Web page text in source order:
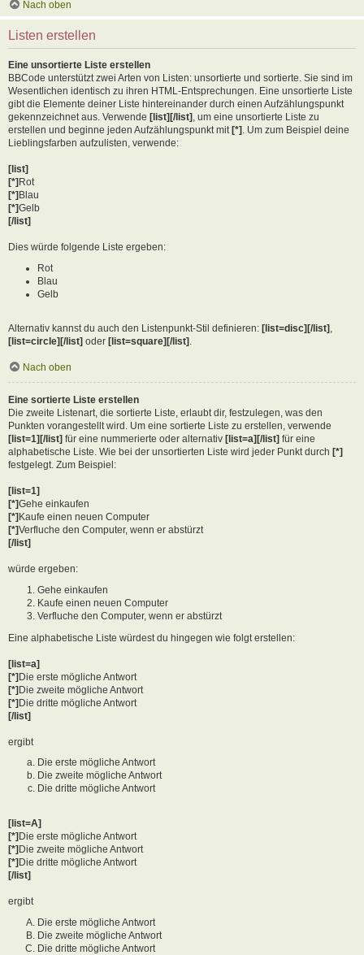
Nach oben
Listen erstellen
Eine unsortierte Liste erstellen
BBCode unterstützt zwei Arten von Listen: unsortierte und sortierte. Sie sind im
Wesentlichen identisch zu ihren HTML-Entsprechungen. Eine unsortierte Liste
gibt die Elemente deiner Liste hintereinander durch einen Aufzählungspunkt
gekennzeichnet aus. Verwende [list][/list] , um eine unsortierte Liste zu
erstellen und beginne jeden Aufzählungspunkt mit [*] . Um zum Beispiel deine
Lieblingsfarben aufzulisten, verwende:
[list]
[*] Rot
[*] Blau
[*]Gelb
[/list]
Dies würde folgende Liste ergeben:
Rot
Blau
Gelb
Alternativ kannst du auch den Listenpunkt-Stil definieren: [list=disc][/list] ,
[list=circle][/list] oder [list=square][/list] .
Nach oben
Eine sortierte Liste erstellen
Die zweite Listenart, die sortierte Liste, erlaubt dir, festzulegen, was den
Punkten vorangestellt wird. Um eine sortierte Liste zu erstellen, verwende
[list=1][/list] für eine nummerierte oder alternativ [list=a][/list] für eine
alphabetische Liste. Wie bei der unsortierten Liste wird jeder Punkt durch [*]
festgelegt. Zum Beispiel:
[list=1]
[*]Gehe einkaufen
[*] Kaufe einen neuen Computer
[*]Verfluche den Computer, wenn er abstürzt
[/list]
würde ergeben:
Gehe einkaufen
Kaufe einen neuen Computer
Verfluche den Computer, wenn er abstürzt
Eine alphabetische Liste würdest du hingegen wie folgt erstellen:
[list=a]
[*]Die erste mögliche Antwort
[*]Die zweite mögliche Antwort
[*]Die dritte mögliche Antwort
[/list]
ergibt
Die erste mögliche Antwort
Die zweite mögliche Antwort
Die dritte mögliche Antwort
[list=A]
[*] Die erste mögliche Antwort
[*] Die zweite mögliche Antwort
[*] Die dritte mögliche Antwort
[/list]
ergibt
Die erste mögliche Antwort
Die zweite mögliche Antwort
Die dritte mögliche Antwort